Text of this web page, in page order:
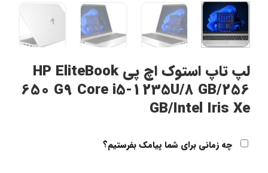
لپ تاپ استوک اچ پی HP EliteBook
650 G9 Core i5-1235U/8 GB/256
GB/Intel Iris Xe
چه زمانی برای شما پیامک بفرستیم؟